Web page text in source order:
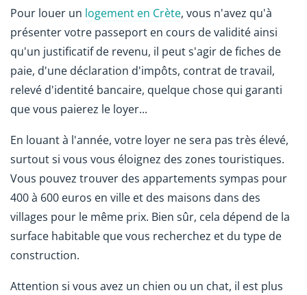
Pour louer un logement en Crète, vous n'avez qu'à
présenter votre passeport en cours de validité ainsi
qu'un justificatif de revenu, il peut s'agir de fiches de
paie, d'une déclaration d'impôts, contrat de travail,
relevé d'identité bancaire, quelque chose qui garanti
que vous paierez le loyer...
En louant à l'année, votre loyer ne sera pas très élevé,
surtout si vous vous éloignez des zones touristiques.
Vous pouvez trouver des appartements sympas pour
400 à 600 euros en ville et des maisons dans des
villages pour le même prix. Bien sûr, cela dépend de la
surface habitable que vous recherchez et du type de
construction.
Attention si vous avez un chien ou un chat, il est plus